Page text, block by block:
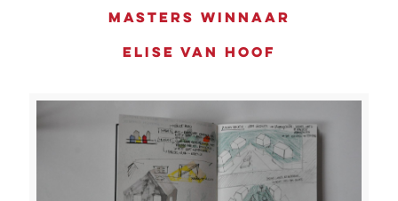
Masters winnaar
Elise Van Hoof